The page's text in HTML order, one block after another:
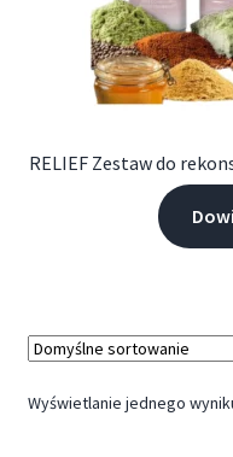
RELIEF Zestaw do
Wyświetlanie jednego